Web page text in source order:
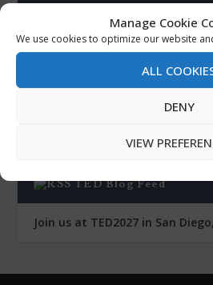
Manage Cookie
We use cookies to optimize our website
ALL
DENY
VIEW
Open Culture Feed
The History of Glam Rock and
Colin Marshall
TED Blog Feed
Join us at TED2027 in San